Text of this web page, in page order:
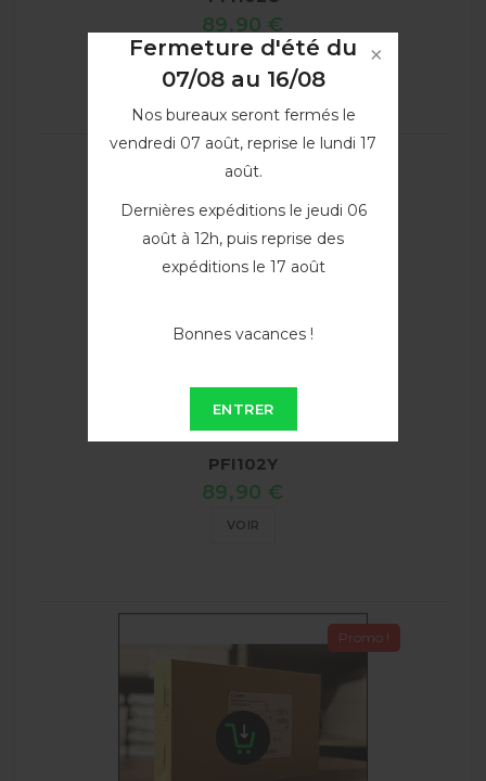
Fermeture d'été du
07/08 au 16/08
Nos bureaux seront fermés le
vendredi 07 août, reprise le lundi 17
août.
Dernières expéditions le jeudi 06
août à 12h, puis reprise des
expéditions le 17 août
Bonnes vacances !
ENTRER
89,90 €
VOIR
Cartouche d'encre Jaune...
PFI102Y
89,90 €
VOIR
Promo !